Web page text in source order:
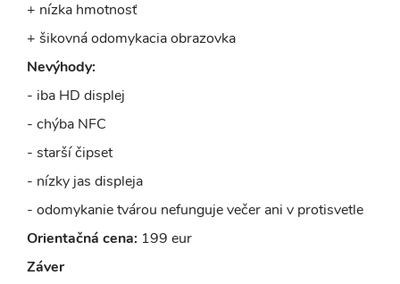
+ nízka hmotnosť
+ šikovná odomykacia obrazovka
Nevýhody:
- iba HD displej
- chýba NFC
- starší čipset
- nízky jas displeja
- odomykanie tvárou nefunguje večer ani v protisvetle
Orientačná cena: 199 eur
Záver